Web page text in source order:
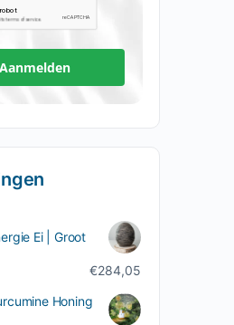
Aanmelden
Ei | Groot
€284,05
Honing